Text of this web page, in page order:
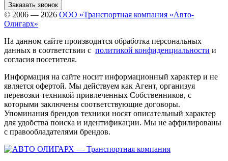
Заказать звонок
© 2006 — 2026 ООО «Транспортная компания «Авто-
Олигарх»
На данном сайте производится обработка персональных
данных в соответствии с политикой конфиденциальности и
согласия посетителя.
Информация на сайте носит информационный характер и не
является офертой. Мы действуем как Агент, организуя
перевозки техникой привлеченных Собственников, с
которыми заключены соответствующие договоры.
Упоминания брендов техники носят описательный характер
для удобства поиска и идентификации. Мы не аффилированы
с правообладателями брендов.